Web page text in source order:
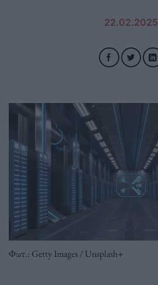
22.02.2025
Φωτ.: Getty Images / Unsplash+